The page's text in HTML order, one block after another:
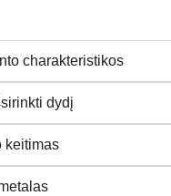
charakteristikos
dydį
keitimas